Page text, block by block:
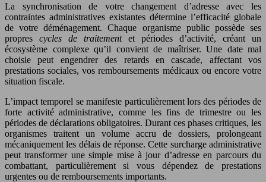
La synchronisation de votre changement d’adresse avec les
contraintes administratives existantes détermine l’efficacité globale
de votre déménagement. Chaque organisme public possède ses
propres cycles de traitement et périodes d’activité, créant un
écosystème complexe qu’il convient de maîtriser. Une date mal
choisie peut engendrer des retards en cascade, affectant vos
prestations sociales, vos remboursements médicaux ou encore votre
situation fiscale.
L’impact temporel se manifeste particulièrement lors des périodes de
forte activité administrative, comme les fins de trimestre ou les
périodes de déclarations obligatoires. Durant ces phases critiques, les
organismes traitent un volume accru de dossiers, prolongeant
mécaniquement les délais de réponse. Cette surcharge administrative
peut transformer une simple mise à jour d’adresse en parcours du
combattant, particulièrement si vous dépendez de prestations
urgentes ou de remboursements importants.